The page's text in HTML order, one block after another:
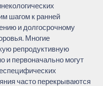
шагом к ранней
и долгосрочному
Многие
репродуктивную
и первоначально могут
часто перекрываются